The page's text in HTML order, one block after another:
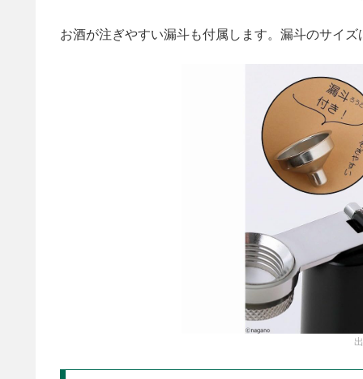
お酒が注ぎやすい漏斗も付属します。漏斗のサイ